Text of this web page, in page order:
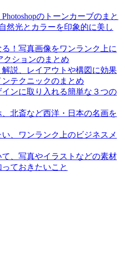
のトーンカーブのまと
然光とカラーを印象的に美し
！写真画像をワンランク上に
クションのまとめ
説、レイアウトや構図に効果
テクニックのまとめ
ンに取り入れる簡単な３つの
北斎など西洋・日本の名画を
、ワンランク上のビジネスメ
、写真やイラストなどの素材
ておきたいこと